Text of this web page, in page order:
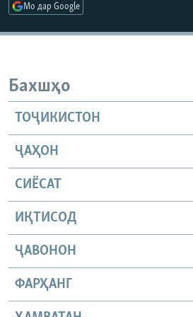
Мо дар Google
Бахшҳо
ТОҶИКИСТОН
ҶАҲОН
СИЁСАТ
ИҚТИСОД
ҶАВОНОН
ФАРҲАНГ